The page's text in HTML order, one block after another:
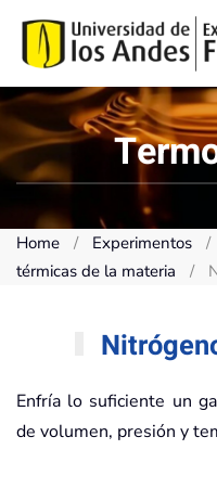
Skip to main content
Home Experimentos
térmicas de la materia
Enfría lo suficiente un
de volumen, presión y